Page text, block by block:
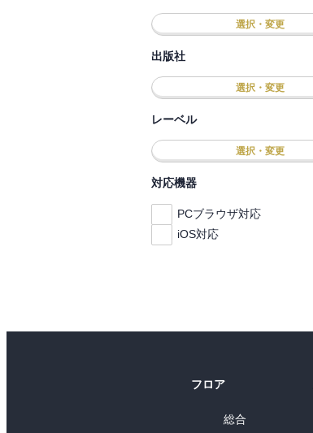
選択・変更
出版社
選択・変更
レーベル
選択・変更
対応機器
PCブラウザ対応
iOS対応
フロア
総合